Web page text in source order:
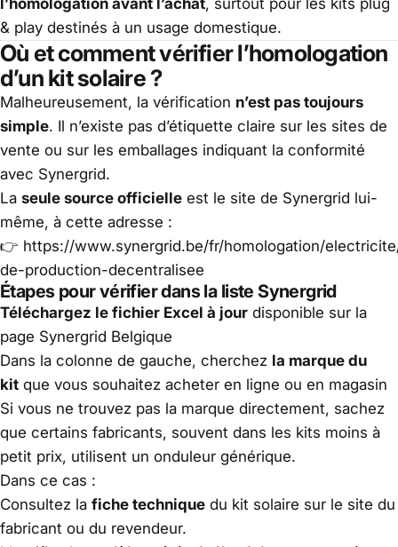
l’homologation avant l’achat, surtout pour les kits plug
& play destinés à un usage domestique.
Où et comment vérifier l’homologation
d’un kit solaire ?
Malheureusement, la vérification n’est pas toujours
simple. Il n’existe pas d’étiquette claire sur les sites de
vente ou sur les emballages indiquant la conformité
avec Synergrid.
La seule source officielle est le site de Synergrid lui-
même, à cette adresse :
👉 https://www.synergrid.be/fr/homologation/
de-production-decentralisee
Étapes pour vérifier dans la liste Synergrid
Téléchargez le fichier Excel à jour disponible sur la
page Synergrid Belgique
Dans la colonne de gauche, cherchez la marque du
kit que vous souhaitez acheter en ligne ou en magasin
Si vous ne trouvez pas la marque directement, sachez
que certains fabricants, souvent dans les kits moins à
petit prix, utilisent un onduleur générique.
Dans ce cas :
Consultez la fiche technique du kit solaire sur le site du
fabricant ou du revendeur.